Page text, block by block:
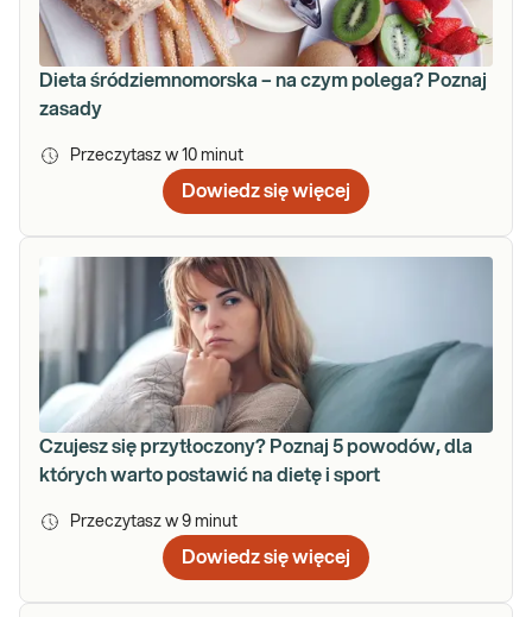
Dieta śródziemnomorska – na czym polega? Poznaj
zasady
Przeczytasz w 10 minut
Dowiedz się więcej
Czujesz się przytłoczony? Poznaj 5 powodów, dla
których warto postawić na dietę i sport
Przeczytasz w 9 minut
Dowiedz się więcej